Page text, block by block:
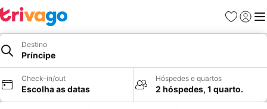
Favoritos
Iniciar
Destino
Príncipe
Check-in/out
Escolha as datas
Hóspedes e quartos
2 hóspedes, 1 quarto.